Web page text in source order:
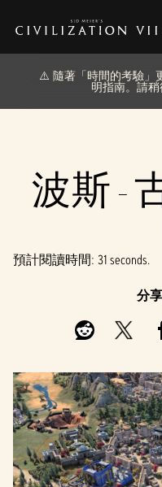
⚠️ 隨著「時間的考驗」
明指南。請
波斯 -
預計閱讀時間 31 seconds
分